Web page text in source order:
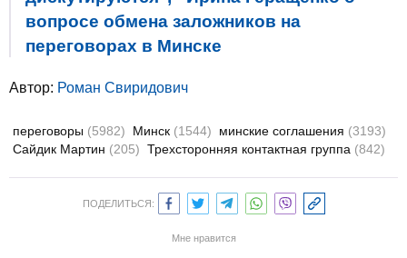
вопросе обмена заложников на
переговорах в Минске
Автор: Роман Свиридович
переговоры (5982) Минск (1544) минские соглашения (3193)
Сайдик Мартин (205) Трехсторонняя контактная группа (842)
ПОДЕЛИТЬСЯ:
Мне нравится